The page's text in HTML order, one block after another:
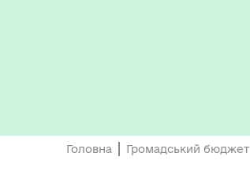
Головна Громадський бюджет